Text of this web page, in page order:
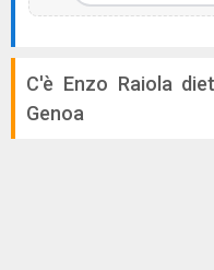
C'è Enzo Raiola
Genoa